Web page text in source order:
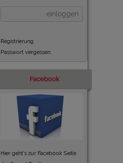
einloggen
Registrierung
Passwort vergessen
Facebook
Hier geht's zur Facebook Seite